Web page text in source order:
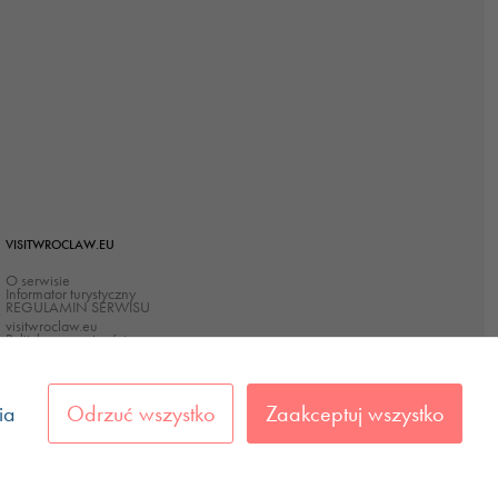
VISITWROCLAW.EU
O serwisie
Informator turystyczny
REGULAMIN SERWISU
visitwroclaw.eu
Polityka prywatności
Odrzuć wszystko Zaakceptuj wszystko